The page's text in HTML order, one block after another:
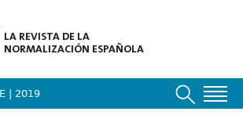
LA REVISTA DE LA
NORMALIZACIÓN ESPAÑOLA
| 2019